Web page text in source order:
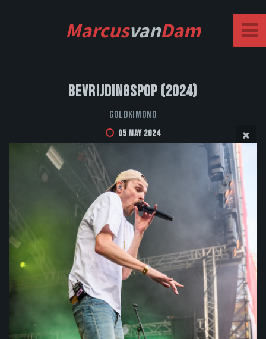
MarcusvanDam
Bevrijdingspop (2024)
Goldkimono
05 May 2024